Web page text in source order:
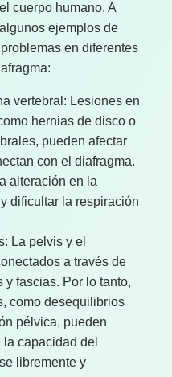
cuerpo humano. A
ejemplos de
en diferentes
vertebral: Lesiones en
hernias de disco o
pueden afectar
con el diafragma.
alteración en la
dificultar la respiración
La pelvis y el
a través de
y fascias. Por lo tanto,
como desequilibrios
pélvica, pueden
capacidad del
libremente y